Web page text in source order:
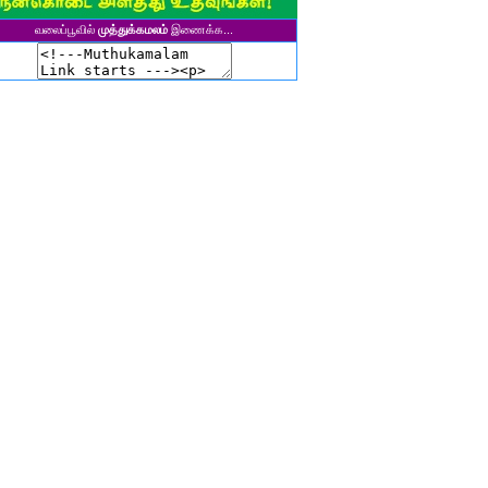
தனசேகரன்
ஹரிஹரன்
மு. பழனியப்பன்
வலைப்பூவில் முத்துக்கமலம் இணைக்க...